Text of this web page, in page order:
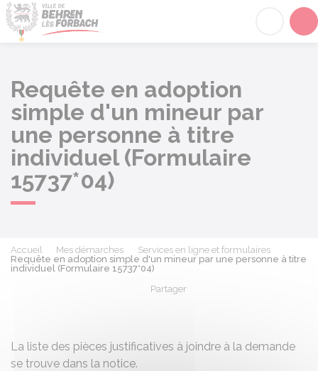
Requête en adoption
simple d'un mineur par
une personne à titre
individuel (Formulaire
15737*04)
Accueil Mes démarches
Services en ligne et formulaires
Requête en adoption simple d'un mineur par une personne à titre
individuel (Formulaire 15737*04)
Partager
La liste des pièces justificatives à joindre à la demande
se trouve dans la notice.